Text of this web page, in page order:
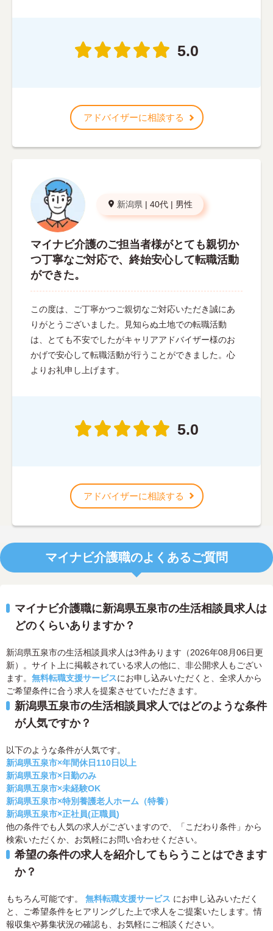
5.0
アドバイザーに相談する
新潟県 | 40代 | 男性
マイナビ介護のご担当者様がとても親切か
つ丁寧なご対応で、終始安心して転職活動
ができた。
この度は、ご丁寧かつご親切なご対応いただき誠にあ
りがとうございました。見知らぬ土地での転職活動
は、とても不安でしたがキャリアアドバイザー様のお
かげで安心して転職活動が行うことができました。心
よりお礼申し上げます。
5.0
アドバイザーに相談する
マイナビ介護職のよくあるご質問
マイナビ介護職に新潟県五泉市の生活相談員求人は
どのくらいありますか？
新潟県五泉市の生活相談員求人は3件あります（2026年08月06日更
新）。サイト上に掲載されている求人の他に、非公開求人もござい
ます。 無料転職支援サービスにお申し込みいただくと、全求人から
ご希望条件に合う求人を提案させていただきます。
新潟県五泉市の生活相談員求人ではどのような条件
が人気ですか？
以下のような条件が人気です。
新潟県五泉市×年間休日110日以上
新潟県五泉市×日勤のみ
新潟県五泉市×未経験OK
新潟県五泉市×特別養護老人ホーム（特養）
新潟県五泉市×正社員(正職員)
他の条件でも人気の求人がございますので、「こだわり条件」から
検索いただくか、お気軽にお問い合わせください。
希望の条件の求人を紹介してもらうことはできます
か？
もちろん可能です。 無料転職支援サービス にお申し込みいただく
と、ご希望条件をヒアリングした上で求人をご提案いたします。情
報収集や募集状況の確認も、お気軽にご相談ください。